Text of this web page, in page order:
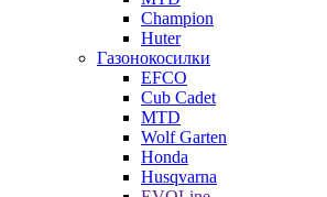
Champion
Huter
Газонокосилки
EFCO
Cub Cadet
MTD
Wolf Garten
Honda
Husqvarna